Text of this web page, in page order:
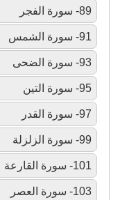
89- سورة الفجر
91- سورة الشمس
93- سورة الضحى
95- سورة التين
97- سورة القدر
99- سورة الزلزلة
101- سورة القارعة
103- سورة العصر